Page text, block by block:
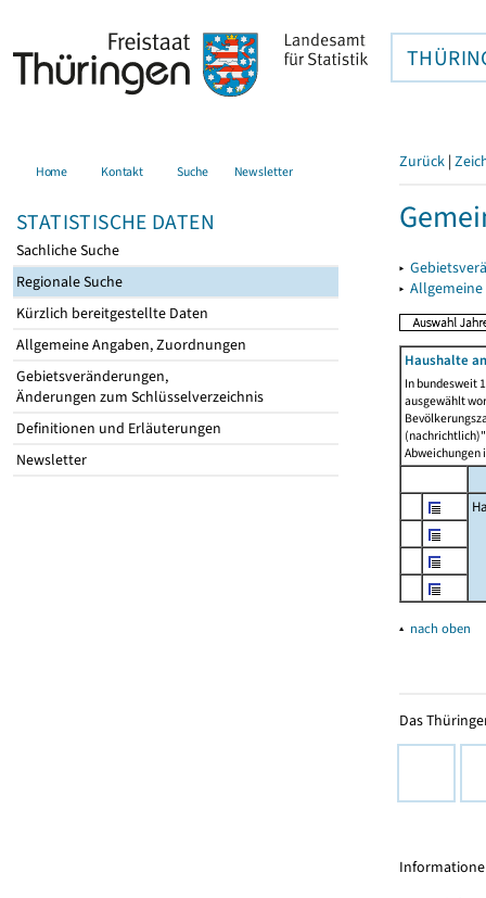
Home Kontakt Suche Newsletter
STATISTISCHE DATEN
Sachliche Suche
Regionale Suche
Kürzlich bereitgestellte Daten
Allgemeine Angaben, Zuordnungen
Gebietsveränderungen,
Änderungen zum Schlüsselverzeichnis
Definitionen und Erläuterungen
Newsletter
Zurück |
▸
▸
Haushalte
In bundesweit
ausgewählt
Abweichungen
▴ nach oben
Das